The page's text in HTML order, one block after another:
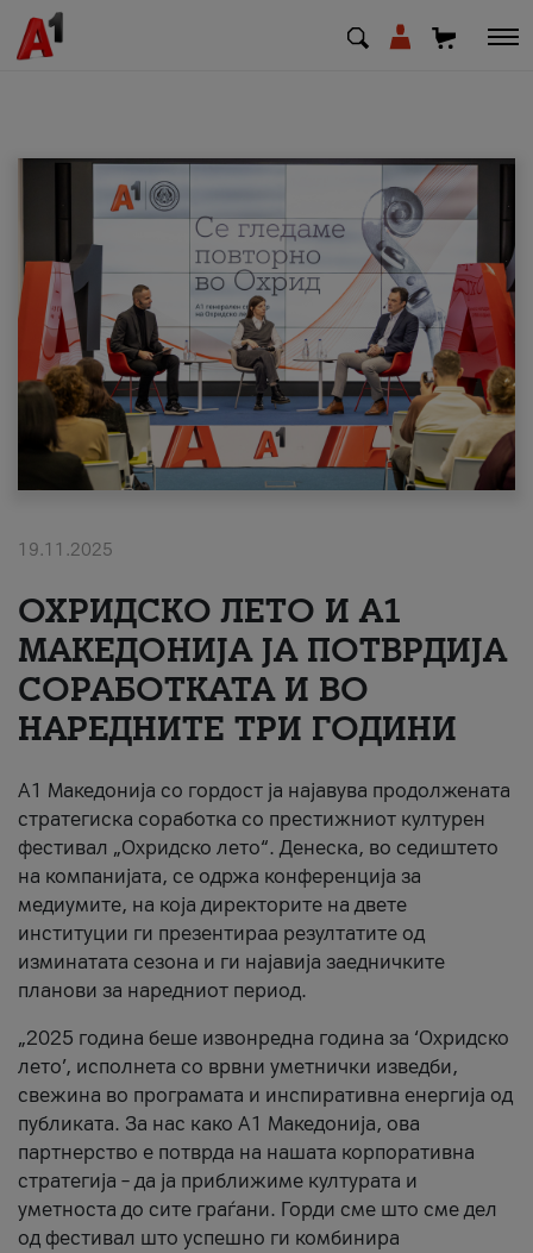
МК SQ
Приватни Деловни
Поддршка
Надополни кредит
#ПодобарОнлајн
19.11.2025
ОХРИДСКО ЛЕТО И A1
МАКЕДОНИЈА ЈА ПОТВРДИЈА
СОРАБОТКАТА И ВО
НАРЕДНИТЕ ТРИ ГОДИНИ
A1 Македонија со гордост ја најавува продолжената
стратегиска соработка со престижниот културен
фестивал „Охридско лето“. Денеска, во седиштето
на компанијата, се одржа конференција за
медиумите, на која директорите на двете
институции ги презентираа резултатите од
изминатата сезона и ги најавија заедничките
планови за наредниот период.
„2025 година беше извонредна година за ‘Охридско
лето’, исполнета со врвни уметнички изведби,
свежина во програмата и инспиративна енергија од
публиката. За нас како A1 Македонија, ова
партнерство е потврда на нашата корпоративна
стратегија – да ја приближиме културата и
уметноста до сите граѓани. Горди сме што сме дел
од фестивал што успешно ги комбинира